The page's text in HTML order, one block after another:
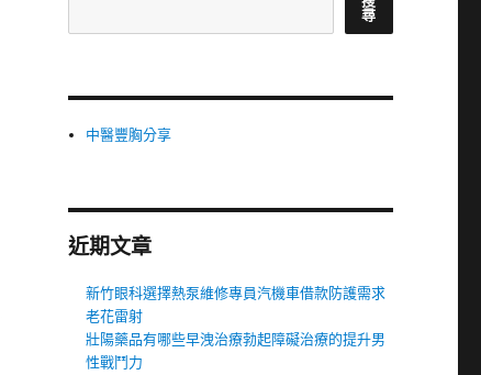
尋
中醫豐胸分享
近期文章
新竹眼科選擇熱泵維修專員汽機車借款防護需求
老花雷射
壯陽藥品有哪些早洩治療勃起障礙治療的提升男
性戰鬥力